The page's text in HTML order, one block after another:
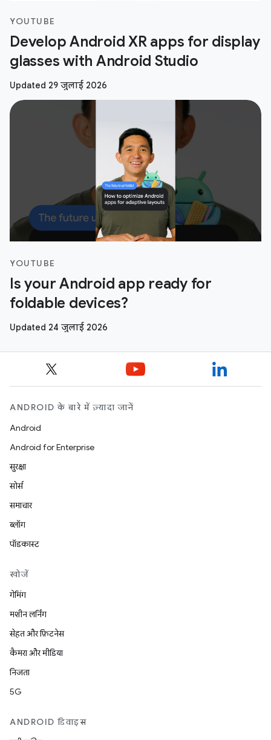
YOUTUBE
Develop Android XR apps for display
glasses with Android Studio
Updated 29 जुलाई 2026
YOUTUBE
Is your Android app ready for
foldable devices?
Updated 24 जुलाई 2026
ANDROID के बारे में ज़्यादा जानें
Android
Android for Enterprise
सुरक्षा
सोर्स
समाचार
ब्लॉग
पॉडकास्ट
खोजें
गेमिंग
मशीन लर्निंग
सेहत और फ़िटनेस
कैमरा और मीडिया
निजता
5G
ANDROID डिवाइस